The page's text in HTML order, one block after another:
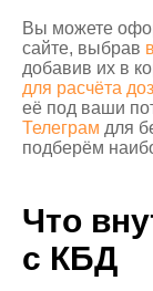
Вы можете
сайте, выбрав
добавив их в
для расчёта
её под ваши
Телеграм для
подберём
Что
с КБД